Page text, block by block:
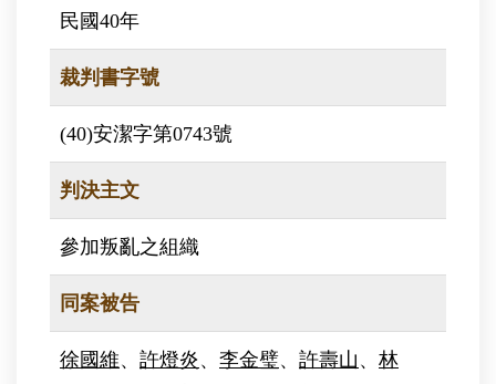
民國40年
裁判書字號
(40)安潔字第0743號
判決主文
參加叛亂之組織
同案被告
徐國維、 許燈炎、 李金璧、 許壽山 、 林